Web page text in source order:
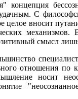
С
вносит
механизмов.
смысл
отношения по
носит